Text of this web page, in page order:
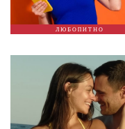
ЛЮБОПИТНО